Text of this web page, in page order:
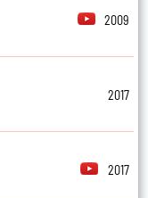
2009
2017
2017